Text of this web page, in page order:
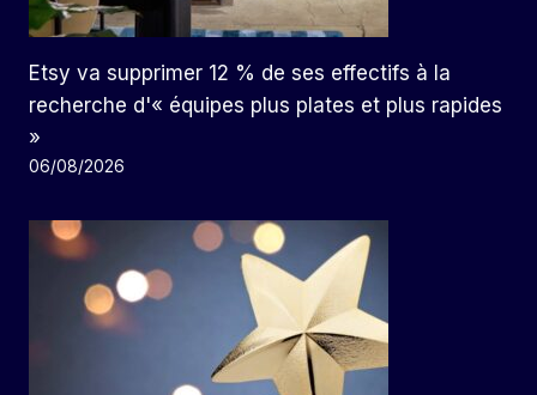
Etsy va supprimer 12 % de ses effectifs à la
recherche d'« équipes plus plates et plus rapides
»
06/08/2026